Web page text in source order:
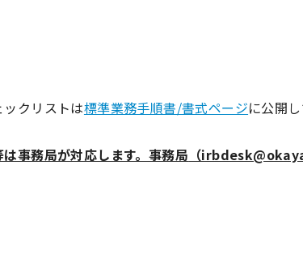
クリストは標準業務手順書/書式ページに公開し
事務局が対応します。事務局 （